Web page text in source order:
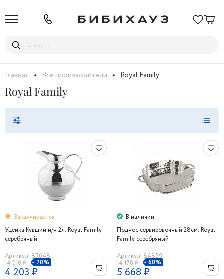
Главная Все производители Royal Family
Royal Family
Заканчивается
Уценка.Кувшин н/н 2л. Royal Family
серебряный
Артикул: 87048
14 010 ₽
70%
4 203 ₽
В наличии
Поднос сервировочный 28см. Royal
Family серебряный
Артикул: 84859
14 170 ₽
60%
5 668 ₽